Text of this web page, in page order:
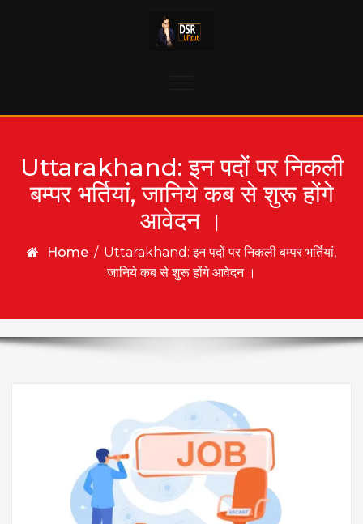
Uttarakhand: इन पदों पर निकली
बम्पर भर्तियां, जानिये कब से शुरू होंगे
आवेदन ।
Home / Uttarakhand: इन पदों पर निकली बम्पर भर्तियां,
जानिये कब से शुरू होंगे आवेदन ।